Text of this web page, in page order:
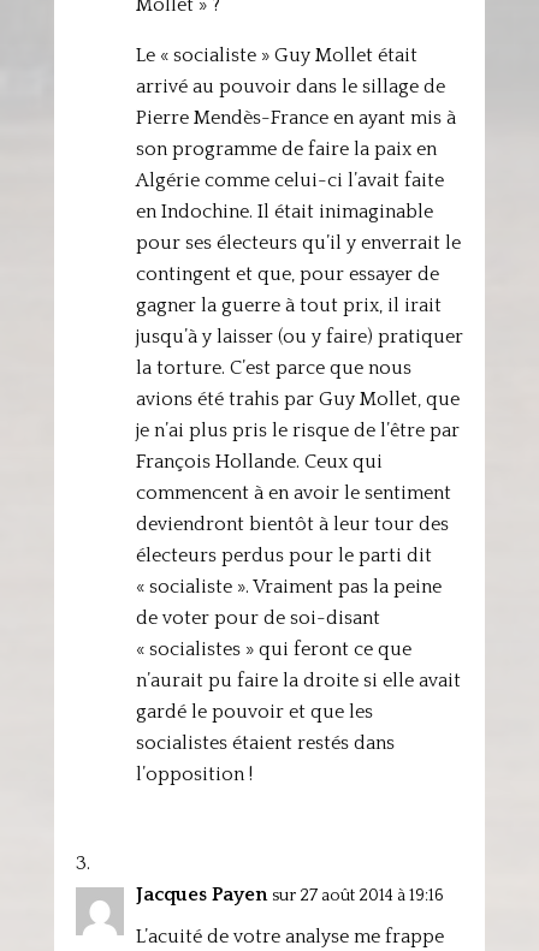
Mollet » ?
Le « socialiste » Guy Mollet était
arrivé au pouvoir dans le sillage de
Pierre Mendès-France en ayant mis à
son programme de faire la paix en
Algérie comme celui-ci l’avait faite
en Indochine. Il était inimaginable
pour ses électeurs qu’il y enverrait le
contingent et que, pour essayer de
gagner la guerre à tout prix, il irait
jusqu’à y laisser (ou y faire) pratiquer
la torture. C’est parce que nous
avions été trahis par Guy Mollet, que
je n’ai plus pris le risque de l’être par
François Hollande. Ceux qui
commencent à en avoir le sentiment
deviendront bientôt à leur tour des
électeurs perdus pour le parti dit
« socialiste ». Vraiment pas la peine
de voter pour de soi-disant
« socialistes » qui feront ce que
n’aurait pu faire la droite si elle avait
gardé le pouvoir et que les
socialistes étaient restés dans
l’opposition !
Jacques Payen sur 27 août 2014 à 19:16
L’acuité de votre analyse me frappe